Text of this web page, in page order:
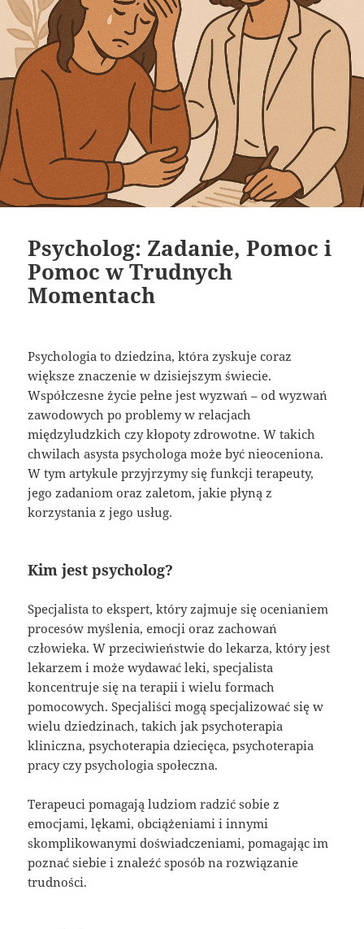
Psycholog: Zadanie, Pomoc i
Pomoc w Trudnych
Momentach
Psychologia to dziedzina, która zyskuje coraz
większe znaczenie w dzisiejszym świecie.
Współczesne życie pełne jest wyzwań – od wyzwań
zawodowych po problemy w relacjach
międzyludzkich czy kłopoty zdrowotne. W takich
chwilach asysta psychologa może być nieoceniona.
W tym artykule przyjrzymy się funkcji terapeuty,
jego zadaniom oraz zaletom, jakie płyną z
korzystania z jego usług.
Kim jest psycholog?
Specjalista to ekspert, który zajmuje się ocenianiem
procesów myślenia, emocji oraz zachowań
człowieka. W przeciwieństwie do lekarza, który jest
lekarzem i może wydawać leki, specjalista
koncentruje się na terapii i wielu formach
pomocowych. Specjaliści mogą specjalizować się w
wielu dziedzinach, takich jak psychoterapia
kliniczna, psychoterapia dziecięca, psychoterapia
pracy czy psychologia społeczna.
Terapeuci pomagają ludziom radzić sobie z
emocjami, lękami, obciążeniami i innymi
skomplikowanymi doświadczeniami, pomagając im
poznać siebie i znaleźć sposób na rozwiązanie
trudności.